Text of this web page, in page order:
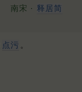
南宋 · 释居简
点污 。